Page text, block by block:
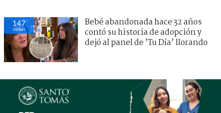
147
visitas
Bebé abandonada hace 32 años
contó su historia de adopción y
dejó al panel de ’Tu Día’ llorando